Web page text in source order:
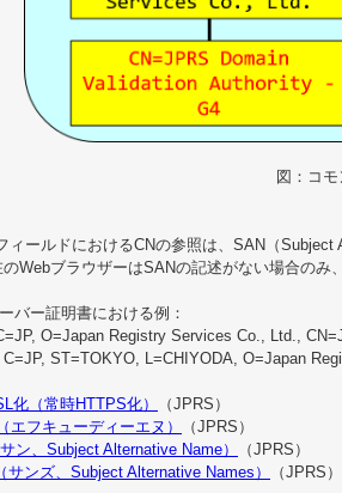
図：コ
ィールドにおけるCNの参照は、SAN（
のWebブラウザーはSANの記述がない場合のみ
バー証明書における例：
O=Japan Registry Services Co., Ltd.,
ST=TOKYO, L=CHIYODA, O=Japan
化（常時HTTPS化）
（JPRS）
エフキューディーエヌ）
（JPRS）
ン、Subject Alternative Name）
（JPRS）
サンズ、Subject Alternative Names） （JPRS）